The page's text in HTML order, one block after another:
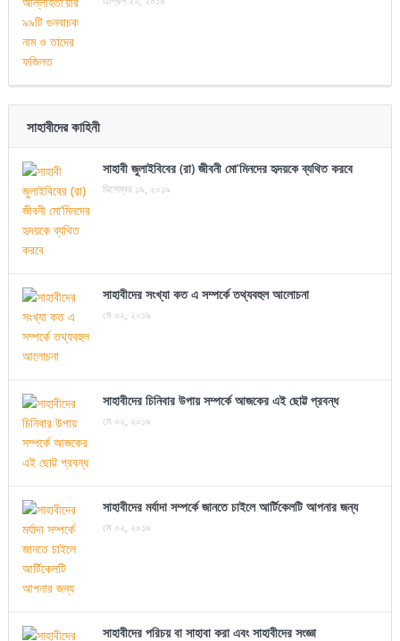
সাহাবীদের কাহিনী
সাহাবী জুলাইবিবের (রা) জীবনী মো’মিনদের হৃদয়কে ব্যথিত করবে
ডিসেম্বর ১৯, ২০১৯
সাহাবীদের সংখ্যা কত এ সম্পর্কে তথ্যবহুল আলোচনা
মে ০২, ২০১৯
সাহাবীদের চিনিবার উপায় সম্পর্কে আজকের এই ছোট্ট প্রবন্ধ
মে ০২, ২০১৯
সাহাবীদের মর্যাদা সম্পর্কে জানতে চাইলে আর্টিকেলটি আপনার জন্য
মে ০২, ২০১৯
সাহাবীদের পরিচয় বা সাহাবা করা এবং সাহাবীদের সংজ্ঞা